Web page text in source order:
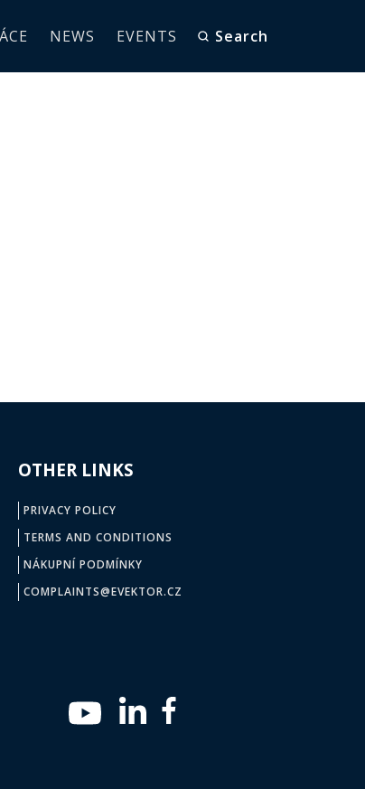
NEWS EVENTS Search
OTHER LINKS
PRIVACY POLICY
TERMS AND CONDITIONS
NÁKUPNÍ PODMÍNKY
COMPLAINTS@EVEKTOR.CZ